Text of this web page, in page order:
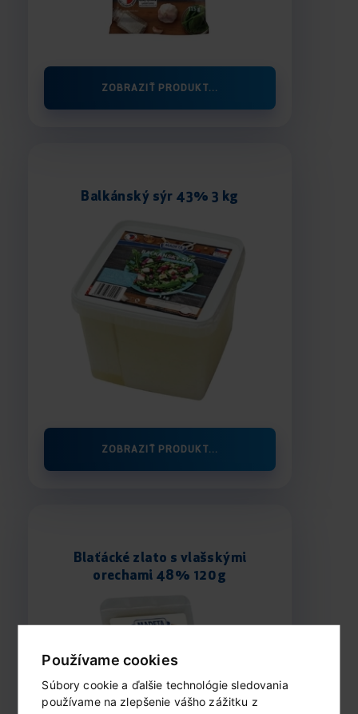
Používame cookies
Súbory cookie a ďalšie technológie sledovania
používame na zlepšenie vášho zážitku z
ZOBRAZIŤ PRODUKT...
Balkánský sýr 43% 3 kg
ZOBRAZIŤ PRODUKT...
Blaťácké zlato s vlašskými
orechami 48% 120 g